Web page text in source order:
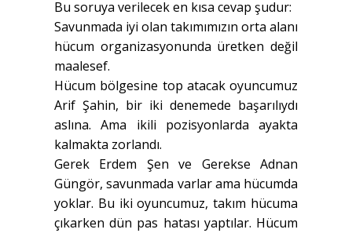
Bu soruya verilecek en kısa cevap şudur:
Savunmada iyi olan takımımızın orta alanı
hücum organizasyonunda üretken değil
maalesef.
Hücum bölgesine top atacak oyuncumuz
Arif Şahin, bir iki denemede başarılıydı
aslına. Ama ikili pozisyonlarda ayakta
kalmakta zorlandı.
Gerek Erdem Şen ve Gerekse Adnan
Güngör, savunmada varlar ama hücumda
yoklar. Bu iki oyuncumuz, takım hücuma
çıkarken dün pas hatası yaptılar. Hücum